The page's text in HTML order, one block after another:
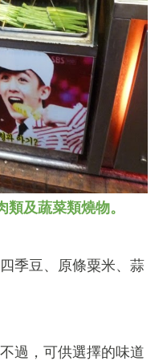
及蔬菜類燒物。
季豆、原條粟米、蒜
過，可供選擇的味道